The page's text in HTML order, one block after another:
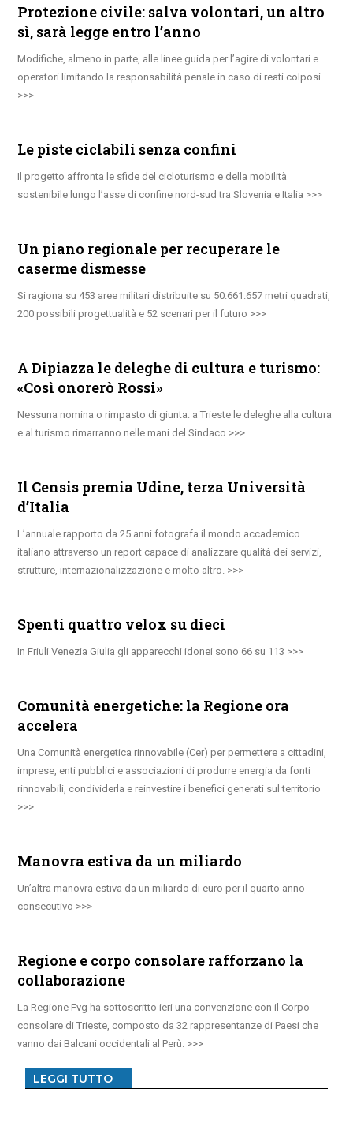
Protezione civile: salva volontari, un altro
sì, sarà legge entro l’anno
Modifiche, almeno in parte, alle linee guida per l’agire di volontari e
operatori limitando la responsabilità penale in caso di reati colposi
Le piste ciclabili senza confini
Il progetto affronta le sfide del cicloturismo e della mobilità
sostenibile lungo l’asse di confine nord-sud tra Slovenia e Italia
Un piano regionale per recuperare le
caserme dismesse
Si ragiona su 453 aree militari distribuite su 50.661.657 metri quadrati,
200 possibili progettualità e 52 scenari per il futuro
A Dipiazza le deleghe di cultura e turismo:
«Così onorerò Rossi»
Nessuna nomina o rimpasto di giunta: a Trieste le deleghe alla cultura
e al turismo rimarranno nelle mani del Sindaco
Il Censis premia Udine, terza Università
d’Italia
L’annuale rapporto da 25 anni fotografa il mondo accademico
italiano attraverso un report capace di analizzare qualità dei servizi,
strutture, internazionalizzazione e molto altro.
Spenti quattro velox su dieci
In Friuli Venezia Giulia gli apparecchi idonei sono 66 su 113
Comunità energetiche: la Regione ora
accelera
Una Comunità energetica rinnovabile (Cer) per permettere a cittadini,
imprese, enti pubblici e associazioni di produrre energia da fonti
rinnovabili, condividerla e reinvestire i benefici generati sul territorio
Manovra estiva da un miliardo
Un’altra manovra estiva da un miliardo di euro per il quarto anno
consecutivo
Regione e corpo consolare rafforzano la
collaborazione
La Regione Fvg ha sottoscritto ieri una convenzione con il Corpo
consolare di Trieste, composto da 32 rappresentanze di Paesi che
vanno dai Balcani occidentali al Perù.
LEGGI TUTTO